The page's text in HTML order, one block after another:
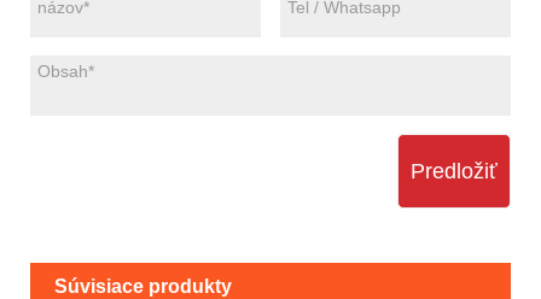
Predložiť
Súvisiace produkty